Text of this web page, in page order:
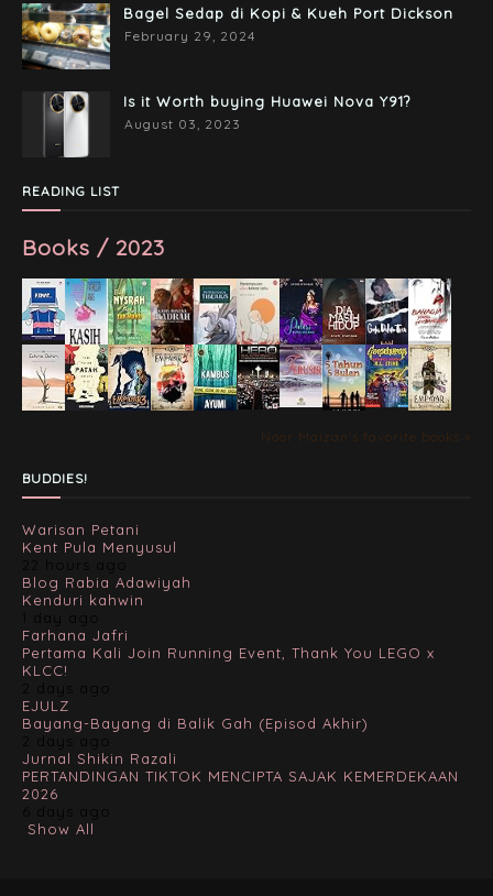
Bagel Sedap di Kopi & Kueh Port Dickson
February 29, 2024
Is it Worth buying Huawei Nova Y91?
August 03, 2023
READING LIST
Books / 2023
Noor Maizan's favorite books »
BUDDIES!
Warisan Petani
Kent Pula Menyusul
Blog Rabia Adawiyah
Kenduri kahwin
Farhana Jafri
Pertama Kali Join Running Event, Thank You LEGO x
KLCC!
EJULZ
Bayang-Bayang di Balik Gah (Episod Akhir)
Jurnal Shikin Razali
PERTANDINGAN TIKTOK MENCIPTA SAJAK KEMERDEKAAN
2026
Show All